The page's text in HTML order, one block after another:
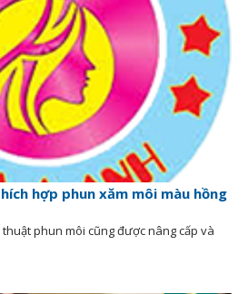
hợp phun xăm môi màu hồng
phun môi cũng được nâng cấp và